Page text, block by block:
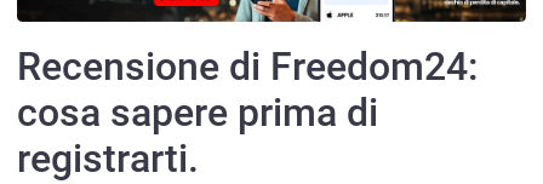
Recensione di Freedom24:
cosa sapere prima di
registrarti.